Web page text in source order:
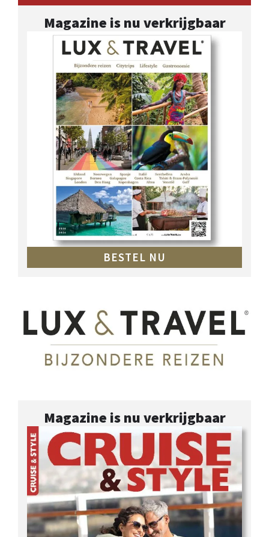
Magazine is nu verkrijgbaar
BESTEL NU
Magazine is nu verkrijgbaar